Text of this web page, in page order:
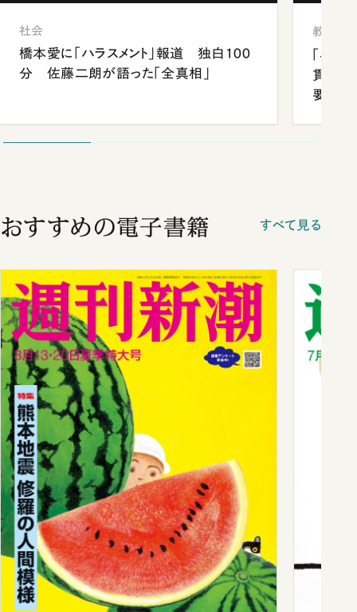
社会
橋本愛に「ハラスメント」報道 独白100
分 佐藤二朗が語った「全真相」
教育
「早
貫校へ
要だっ
おすすめの電子書籍 すべて見る